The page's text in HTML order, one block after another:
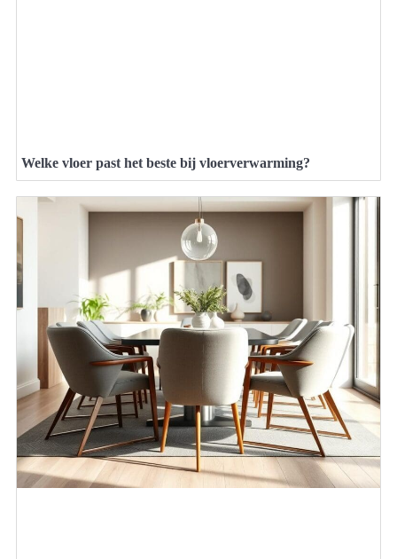
Welke vloer past het beste bij vloerverwarming?